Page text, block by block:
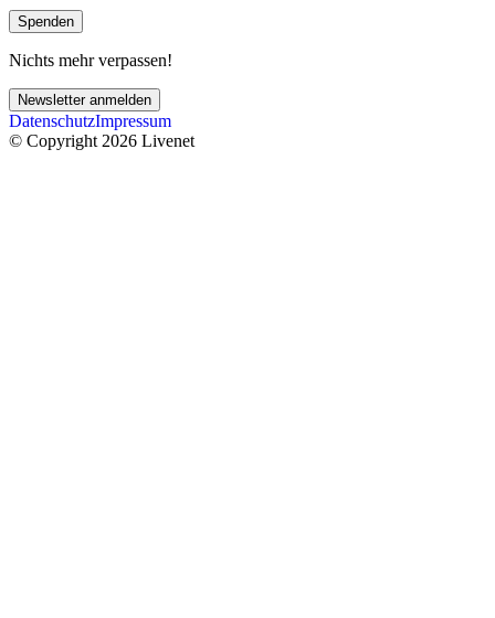
Spenden
Nichts mehr verpassen!
Newsletter anmelden
DatenschutzImpressum
© Copyright 2026 Livenet